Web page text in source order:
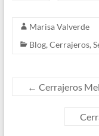
Marisa Valverde
Blog,Cerrajeros,
← Cerrajeros